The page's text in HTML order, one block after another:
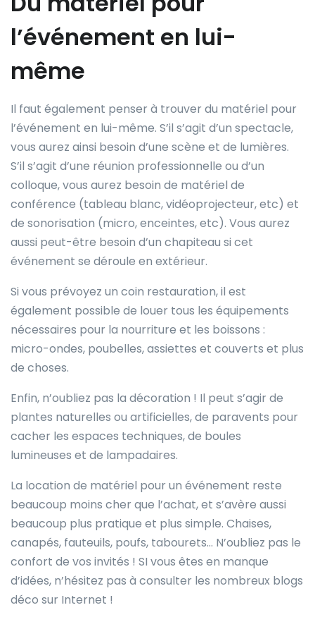
l’événement en lui-
même
Il faut également penser à trouver du matériel pour
l’événement en lui-même. S’il s’agit d’un spectacle,
vous aurez ainsi besoin d’une scène et de lumières.
S’il s’agit d’une réunion professionnelle ou d’un
colloque, vous aurez besoin de matériel de
conférence (tableau blanc, vidéoprojecteur, etc) et
de sonorisation (micro, enceintes, etc). Vous aurez
aussi peut-être besoin d’un chapiteau si cet
événement se déroule en extérieur.
Si vous prévoyez un coin restauration, il est
également possible de louer tous les équipements
nécessaires pour la nourriture et les boissons :
micro-ondes, poubelles, assiettes et couverts et plus
de choses.
Enfin, n’oubliez pas la décoration ! Il peut s’agir de
plantes naturelles ou artificielles, de paravents pour
cacher les espaces techniques, de boules
lumineuses et de lampadaires.
La location de matériel pour un événement reste
beaucoup moins cher que l’achat, et s’avère aussi
beaucoup plus pratique et plus simple. Chaises,
canapés, fauteuils, poufs, tabourets… N’oubliez pas le
confort de vos invités ! SI vous êtes en manque
d’idées, n’hésitez pas à consulter les nombreux blogs
déco sur Internet !